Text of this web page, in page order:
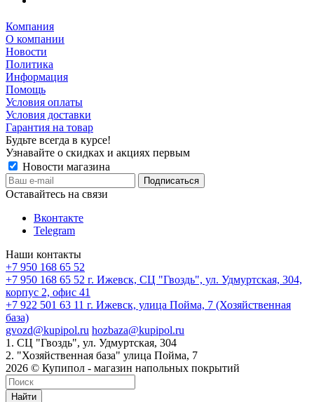
Компания
О компании
Новости
Политика
Информация
Помощь
Условия оплаты
Условия доставки
Гарантия на товар
Будьте всегда в курсе!
Узнавайте о скидках и акциях первым
Новости магазина
Оставайтесь на связи
Вконтакте
Telegram
Наши контакты
+7 950 168 65 52
+7 950 168 65 52 г. Ижевск, СЦ "Гвоздь", ул. Удмуртская, 304,
корпус 2, офис 41
+7 922 501 63 11 г. Ижевск, улица Пойма, 7 (Хозяйственная
база)
gvozd@kupipol.ru hozbaza@kupipol.ru
1. СЦ "Гвоздь", ул. Удмуртская, 304
2. "Хозяйственная база" улица Пойма, 7
2026 © Купипол - магазин напольных покрытий
Найти